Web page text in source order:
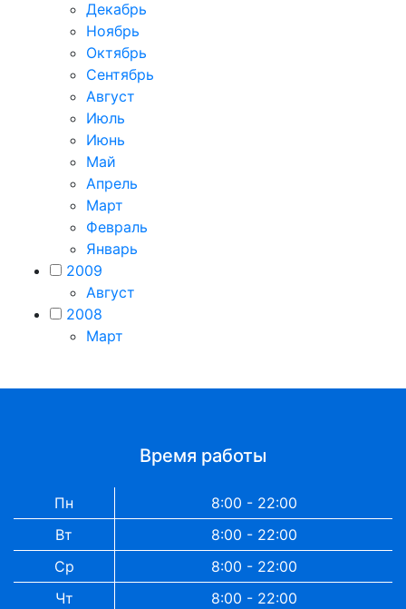
Декабрь
Ноябрь
Октябрь
Сентябрь
Август
Июль
Июнь
Май
Апрель
Март
Февраль
Январь
2009
Август
2008
Март
Время работы
Пн
8:00 - 22:00
Вт
8:00 - 22:00
Ср
8:00 - 22:00
Чт
8:00 - 22:00